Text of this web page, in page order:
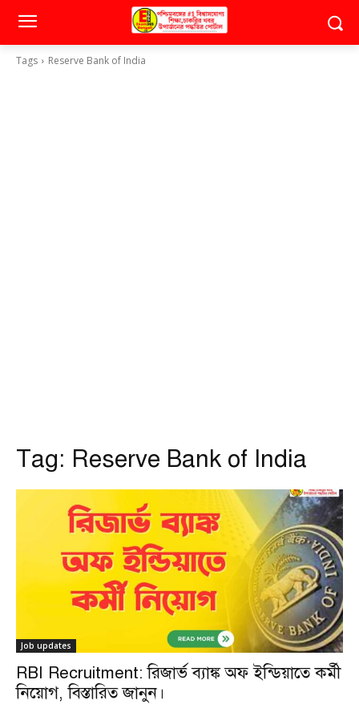
Tags Reserve Bank of India
Tag: Reserve Bank of India
Job updates
RBI Recruitment: রিজার্ভ ব্যাঙ্ক অফ ইন্ডিয়াতে কর্মী
নিয়োগ, বিস্তারিত জানুন।